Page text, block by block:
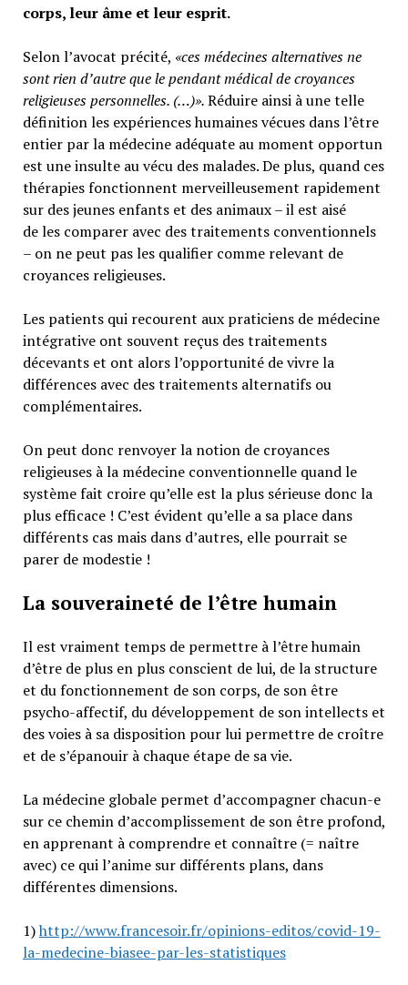
corps, leur âme et leur esprit.
Selon l’avocat précité, «ces médecines alternatives ne
sont rien d’autre que le pendant médical de croyances
religieuses personnelles. (…)».Réduire ainsi à une telle
définition les expériences humaines vécues dans l’être
entier par la médecine adéquate au moment opportun
est une insulte au vécu des malades. De plus, quand ces
thérapies fonctionnent merveilleusement rapidement
sur des jeunes enfants et des animaux – il est aisé
de les comparer avec des traitements conventionnels
– on ne peut pas les qualifier comme relevant de
croyances religieuses.
Les patients qui recourent aux praticiens de médecine
intégrative ont souvent reçus des traitements
décevants et ont alors l’opportunité de vivre la
différences avec des traitements alternatifs ou
complémentaires.
On peut donc renvoyer la notion de croyances
religieuses à la médecine conventionnelle quand le
système fait croire qu’elle est la plus sérieuse donc la
plus efficace ! C’est évident qu’elle a sa place dans
différents cas mais dans d’autres, elle pourrait se
parer de modestie !
La souveraineté de l’être humain
Il est vraiment temps de permettre à l’être humain
d’être de plus en plus conscient de lui, de la structure
et du fonctionnement de son corps, de son être
psycho-affectif, du développement de son intellects et
des voies à sa disposition pour lui permettre de croître
et de s’épanouir à chaque étape de sa vie.
La médecine globale permet d’accompagner chacun-e
sur ce chemin d’accomplissement de son être profond,
en apprenant à comprendre et connaître (= naître
avec) ce qui l’anime sur différents plans, dans
différentes dimensions.
1)http://www.francesoir.fr/opinions-editos/covid-19-
la-medecine-biasee-par-les-statistiques